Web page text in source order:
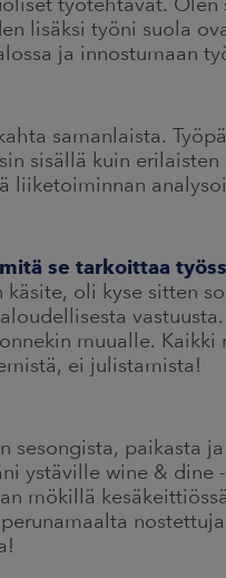
lisäksi työni suola
ja innostumaan
samanlaista.
sisällä kuin
liiketoiminnan
se tarkoittaa
oli kyse sitten
muualle.
ei julistamista!
sesongista, paikasta
ystäville wine &
mökillä